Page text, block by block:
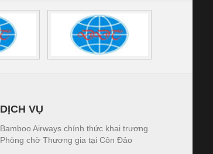
DỊCH VỤ
Bamboo Airways chính thức khai trương
Phòng chờ Thương gia tại Côn Đảo